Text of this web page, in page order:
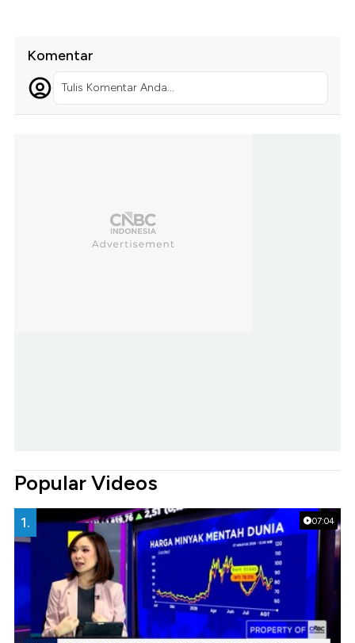
Komentar
Tulis Komentar Anda...
Popular Videos
07:04
1.